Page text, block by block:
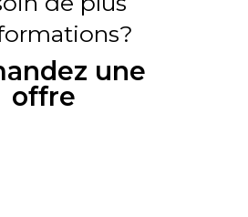
une
offre